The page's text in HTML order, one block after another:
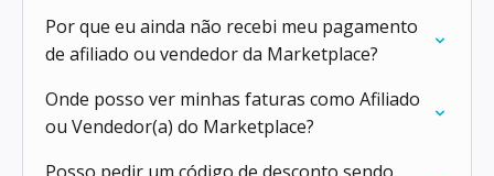
Por que eu ainda não recebi meu pagamento
de afiliado ou vendedor da Marketplace?
Onde posso ver minhas faturas como Afiliado
ou Vendedor(a) do Marketplace?